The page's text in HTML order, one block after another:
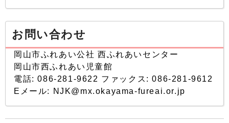
お問い合わせ
岡山市ふれあい公社 西ふれあいセンター
岡山市西ふれあい児童館
電話: 086-281-9622 ファックス: 086-281-9612
Eメール: NJK@mx.okayama-fureai.or.jp